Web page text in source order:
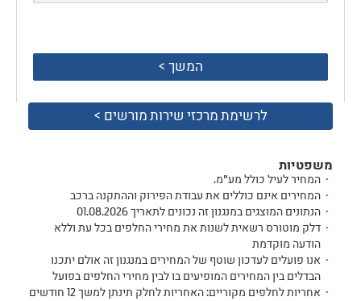
המשך >
לרשימת מרכזי שירות מורשים >
משפטיות
המחיר לעיל כולל מע"מ.
המחירים אינם כוללים את עבודת הפירוק וההתקנה ברכב
הנתונים המוצגים במנגנון זה נכונים לתאריך01.08.2026
דלק מוטורס רשאית לשנות את מחירי החלפים בכל עת וללא
הודעה מוקדמת
אנו פועלים לעדכון שוטף של המחירים במנגנון זה אולם יתכנו
הבדלים בין המחירים המופיעים בו לבין מחירי החלפים בפועל
אחריות לחלפים מקוריים: האחריות לחלק תינתן למשך 12 חודשים